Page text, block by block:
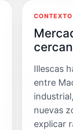
Illescas
entre
nuevas
explicar